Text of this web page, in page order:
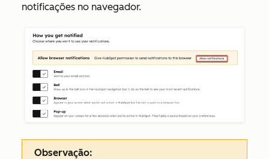
notificações no navegador.
Observação: